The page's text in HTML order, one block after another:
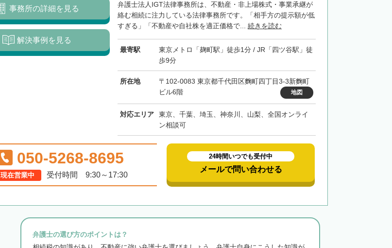
弁護士法人IGT法律事務所は、不動産・非上場株式・事業承継が
絡む相続に注力している法律事務所です。「相手方の提示額が低
すぎる」「不動産や自社株を適正価格で... 続きを読む
最寄駅
東京メトロ「麹町駅」徒歩1分 / JR「四ツ谷駅」徒
歩9分
所在地
〒102-0083 東京都千代田区麴町四丁目3-3新麴町
ビル6階
地図
対応エリア
東京、千葉、埼玉、神奈川、山梨、全国オンライ
ン相談可
事務所の詳細を見る
解決事例を見る
050-5268-8695
現在営業中 受付時間 9:30～17:30
24時間いつでも受付中
メールで問い合わせる
弁護士の選び方のポイントは？